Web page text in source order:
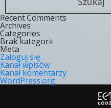
Recent Comments
Archives
Categories
Brak kategorii
Meta
Zaloguj się
Kanał wpisów
Kanał komentarzy
WordPress.org